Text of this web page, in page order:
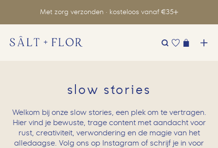
Met zorg verzonden · kosteloos vanaf €35
slow stories
Welkom bij onze slow stories, een plek om te vertragen.
Hier vind je bewuste, trage content met aandacht voor
rust, creativiteit, verwondering en de magie van het
alledaagse. Volg ons op Instagram of schrijf je in voor